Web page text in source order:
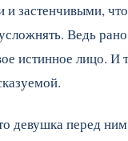
застенчивыми,
Ведь
истинное лицо. И
девушка перед